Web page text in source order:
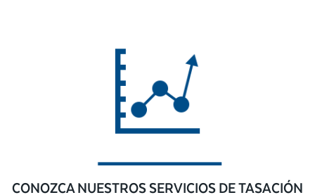
CONOZCA NUESTROS SERVICIOS DE TASACIÓN